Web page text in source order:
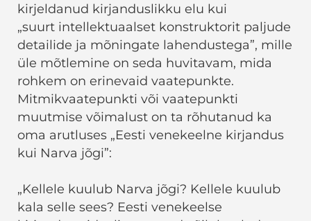
kirjeldanud kirjanduslikku elu kui
„suurt intellektuaalset konstruktorit paljude
detailide ja mõningate lahendustega”, mille
üle mõtlemine on seda huvitavam, mida
rohkem on erinevaid vaatepunkte.
Mitmikvaatepunkti või vaatepunkti
muutmise võimalust on ta rõhutanud ka
oma arutluses „Eesti venekeelne kirjandus
kui Narva jõgi”:
„Kellele kuulub Narva jõgi? Kellele kuulub
kala selle sees? Eesti venekeelse